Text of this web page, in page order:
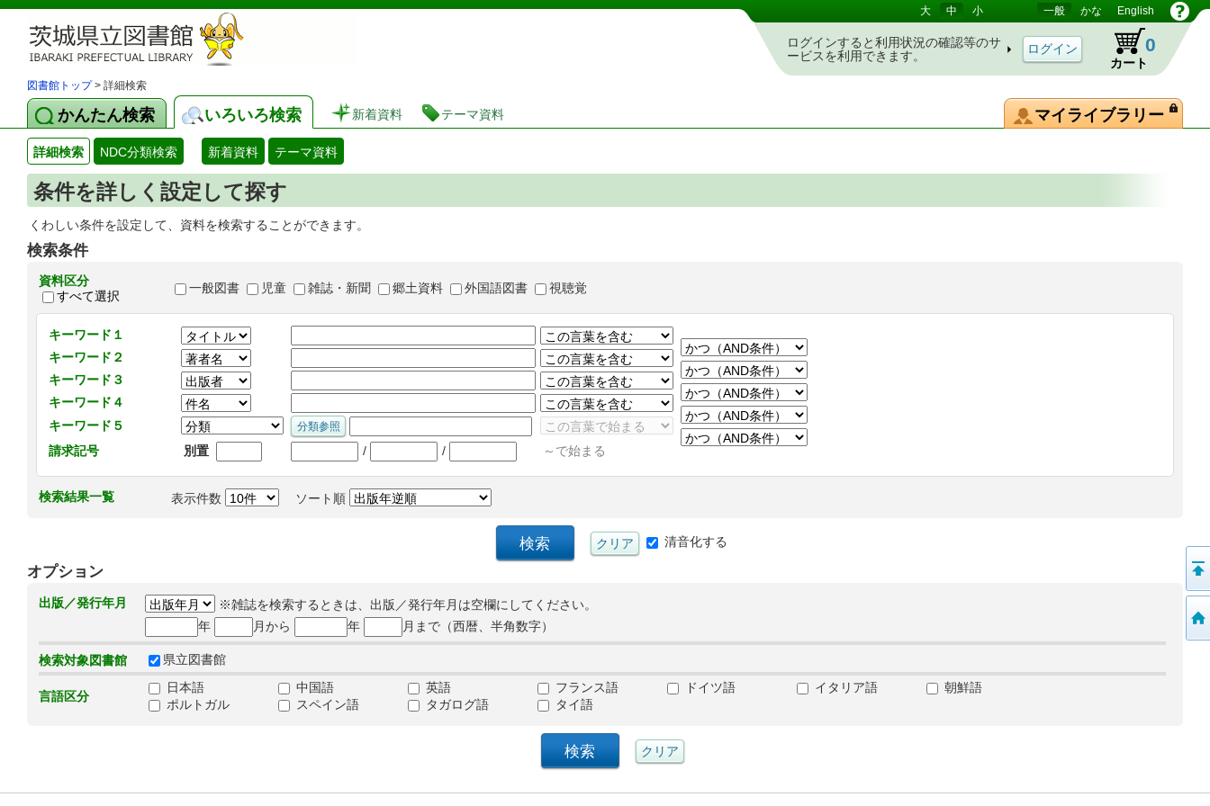
茨城県立図書館 蔵書検索・予約システム 大 中 小 一般 かな English
ログインすると利用状況の確認等のサ
ービスを利用できます。
カート
0
図書館トップ> 詳細検索
かんたん検索 いろいろ検索 新着資料 テーマ資料 マイライブラリー
詳細検索 NDC分類検索 新着資料 テーマ資料
条件を詳しく設定して探す
くわしい条件を設定して、資料を検索することができます。
検索条件
資料区分
すべて選択
一般図書 児童 雑誌・新聞 郷土資料 外国語図書 視聴覚
キーワード１
キーワード２
キーワード３
キーワード４
キーワード５
請求記号
別置 / / ～で始まる
検索結果一覧 表示件数 ソート順
清音化する
オプション
出版／発行年月
※雑誌を検索するときは、出版／発行年月は空欄にしてください。
年
月から 年 月まで（西暦、半角数字）
検索対象図書館 県立図書館
言語区分
日本語 中国語 英語 フランス語 ドイツ語 イタリア語
朝鮮語
ポルトガル
スペイン語 タガログ語 タイ語